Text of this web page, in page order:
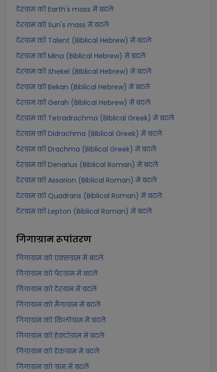
टेरग्राम को Earth's mass में बदलें
टेरग्राम को Sun's mass में बदलें
टेरग्राम को Talent (Biblical Hebrew) में बदलें
टेरग्राम को Mina (Biblical Hebrew) में बदलें
टेरग्राम को Shekel (Biblical Hebrew) में बदलें
टेरग्राम को Bekan (Biblical Hebrew) में बदलें
टेरग्राम को Gerah (Biblical Hebrew) में बदलें
टेरग्राम को Tetradrachma (Biblical Greek) में बदलें
टेरग्राम को Didrachma (Biblical Greek) में बदलें
टेरग्राम को Drachma (Biblical Greek) में बदलें
टेरग्राम को Denarius (Biblical Roman) में बदलें
टेरग्राम को Assarion (Biblical Roman) में बदलें
टेरग्राम को Quadrans (Biblical Roman) में बदलें
टेरग्राम को Lepton (Biblical Roman) में बदलें
गिगाग्रामरूपांतरण
गिगाग्राम को एक्सग्राम में बदलें
गिगाग्राम को पेटग्राम में बदलें
गिगाग्राम को टेरग्राम में बदलें
गिगाग्राम को मैगाग्राम में बदलें
गिगाग्राम को किलोग्राम में बदलें
गिगाग्राम को हेक्टोग्राम में बदलें
गिगाग्राम को डेकग्राम में बदलें
गिगाग्राम को ग्राम में बदलें